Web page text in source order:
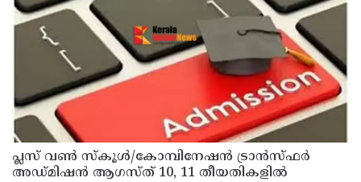
പ്ലസ് വൺ സ്‌കൂൾ/കോമ്പിനേഷൻ ട്രാൻസ്ഫർ
അഡ്മിഷൻ ആഗസ്ത് 10, 11 തീയതികളിൽ